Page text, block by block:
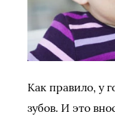
Как правило, у
зубов. И это